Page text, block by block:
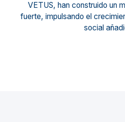
VETUS, han construido un
fuerte, impulsando el
social